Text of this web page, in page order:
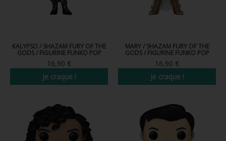
KALYPSO / SHAZAM FURY OF THE
GODS / FIGURINE FUNKO POP
16,90 €
Je craque !
MARY / SHAZAM FURY OF THE
GODS / FIGURINE FUNKO POP
16,90 €
Je craque !